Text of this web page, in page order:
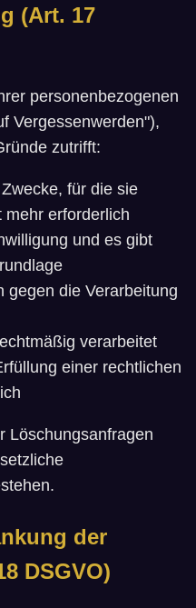
(Art. 17
personenbezogenen
Vergessenwerden"),
zutrifft:
für die sie
mehr erforderlich
und es gibt
gegen die Verarbeitung
verarbeitet
einer rechtlichen
Löschungsanfragen
der
DSGVO)